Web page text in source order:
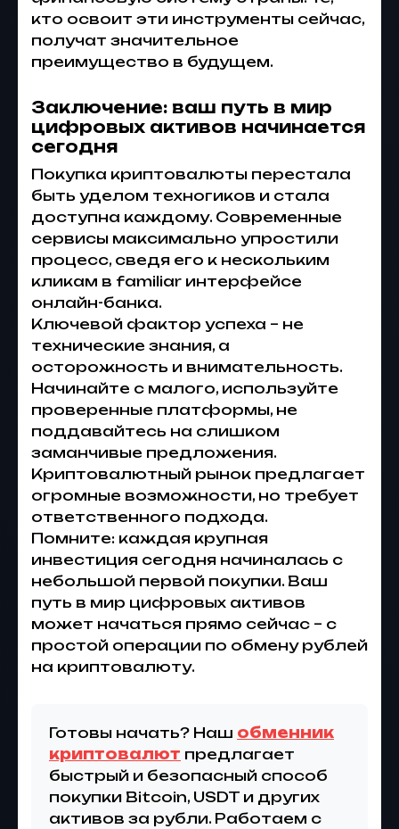
кто освоит эти инструменты сейчас,
получат значительное
преимущество в будущем.
Заключение: ваш путь в мир
цифровых активов начинается
сегодня
Покупка криптовалюты перестала
быть уделом техногиков и стала
доступна каждому. Современные
сервисы максимально упростили
процесс, сведя его к нескольким
кликам в familiar интерфейсе
онлайн-банка.
Ключевой фактор успеха – не
технические знания, а
осторожность и внимательность.
Начинайте с малого, используйте
проверенные платформы, не
поддавайтесь на слишком
заманчивые предложения.
Криптовалютный рынок предлагает
огромные возможности, но требует
ответственного подхода.
Помните: каждая крупная
инвестиция сегодня начиналась с
небольшой первой покупки. Ваш
путь в мир цифровых активов
может начаться прямо сейчас – с
простой операции по обмену рублей
на криптовалюту.
Готовы начать? Наш обменник
криптовалют предлагает
быстрый и безопасный способ
покупки Bitcoin, USDT и других
активов за рубли. Работаем с